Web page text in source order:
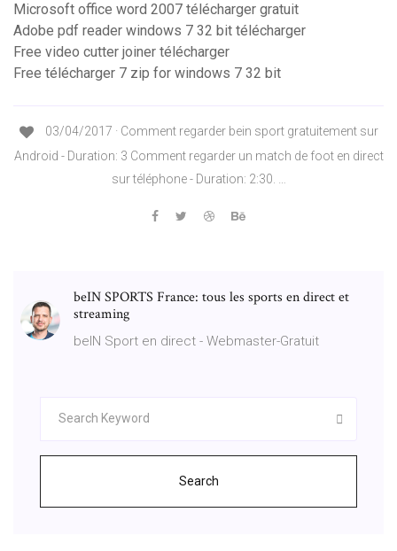
Microsoft office word 2007 télécharger gratuit
Adobe pdf reader windows 7 32 bit télécharger
Free video cutter joiner télécharger
Free télécharger 7 zip for windows 7 32 bit
03/04/2017 · Comment regarder bein sport gratuitement sur
Android - Duration: 3 Comment regarder un match de foot en direct
sur téléphone - Duration: 2:30. …
beIN SPORTS France: tous les sports en direct et
streaming
beIN Sport en direct - Webmaster-Gratuit
Search